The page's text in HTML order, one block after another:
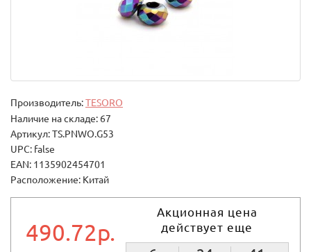
Производитель:TESORO
Наличие на складе: 67
Артикул: TS.PNWO.G53
UPC: false
EAN: 1135902454701
Расположение: Китай
490.72р.
Акционная цена
действует еще